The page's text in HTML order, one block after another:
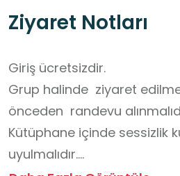
Ziyaret Notları
Giriş ücretsizdir.
Grup halinde  ziyaret
önceden  randevu
Kütüphane içinde sessizlik
uyulmalıdır.